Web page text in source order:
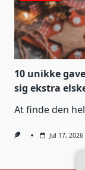
10 unikke
sig ekstra
At finde den
Jul 17, 2026